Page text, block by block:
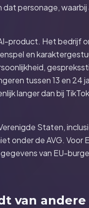
personage,
product. Het bedrijf
en
tussen 13 en 24
langer dan bij
Staten,
onder de AVG. Voor
van EU-
van